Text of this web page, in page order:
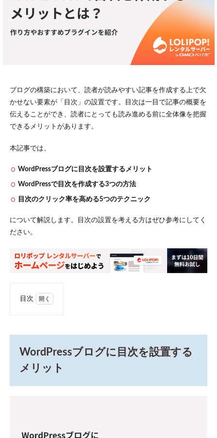
ブログの構築において、読者が読みやすい記事を作成する上で欠
かせない要素が「目次」の設置です。目次は一目で記事の概要を
伝えることができ、読者にとっても読み進める前に全体像を把握
できるメリットがあります。
本記事では、
WordPressブログに目次を設置するメリット
WordPressで目次を作成する3つの方法
目次のクリック率を高める5つのテクニック
について解説します。目次の設置を考える方はぜひ参考にしてく
ださい。
目次
置するメ
リット
1.1
握で
WordPressブログに目次を設置する
メリット